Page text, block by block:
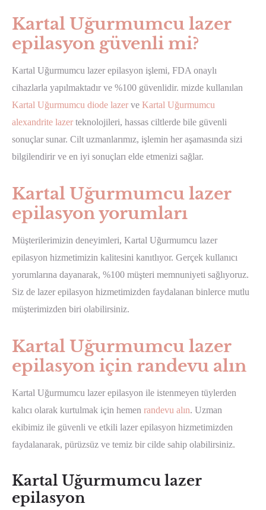
Kartal Uğurmumcu lazer
epilasyon güvenli mi?
Kartal Uğurmumcu lazer epilasyon işlemi, FDA onaylı
cihazlarla yapılmaktadır ve %100 güvenlidir. mizde kullanılan
Kartal Uğurmumcu diode lazer ve Kartal Uğurmumcu
alexandrite lazer teknolojileri, hassas ciltlerde bile güvenli
sonuçlar sunar. Cilt uzmanlarımız, işlemin her aşamasında sizi
bilgilendirir ve en iyi sonuçları elde etmenizi sağlar.
Kartal Uğurmumcu lazer
epilasyon yorumları
Müşterilerimizin deneyimleri, Kartal Uğurmumcu lazer
epilasyon hizmetimizin kalitesini kanıtlıyor. Gerçek kullanıcı
yorumlarına dayanarak, %100 müşteri memnuniyeti sağlıyoruz.
Siz de lazer epilasyon hizmetimizden faydalanan binlerce mutlu
müşterimizden biri olabilirsiniz.
Kartal Uğurmumcu lazer
epilasyon için randevu alın
Kartal Uğurmumcu lazer epilasyon ile istenmeyen tüylerden
kalıcı olarak kurtulmak için hemen randevu alın. Uzman
ekibimiz ile güvenli ve etkili lazer epilasyon hizmetimizden
faydalanarak, pürüzsüz ve temiz bir cilde sahip olabilirsiniz.
Kartal Uğurmumcu lazer
epilasyon